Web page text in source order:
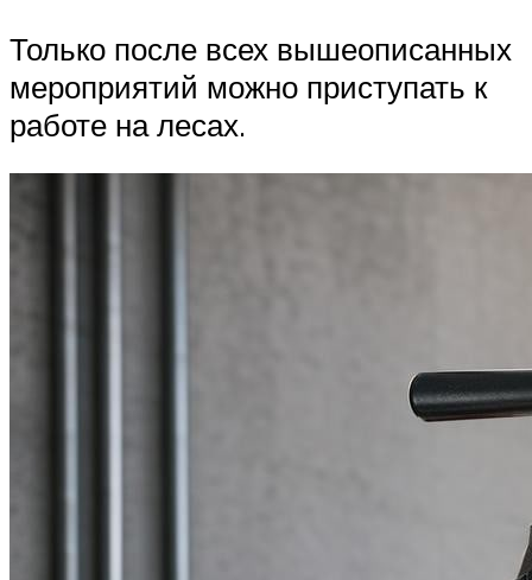
Только после всех вышеописанных
мероприятий можно приступать к
работе на лесах.